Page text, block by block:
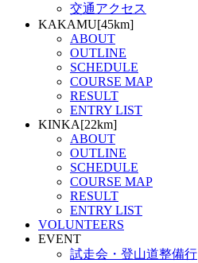
交通アクセス
KAKAMU[45km]
ABOUT
OUTLINE
SCHEDULE
COURSE MAP
RESULT
ENTRY LIST
KINKA[22km]
ABOUT
OUTLINE
SCHEDULE
COURSE MAP
RESULT
ENTRY LIST
VOLUNTEERS
EVENT
試走会・登山道整備行